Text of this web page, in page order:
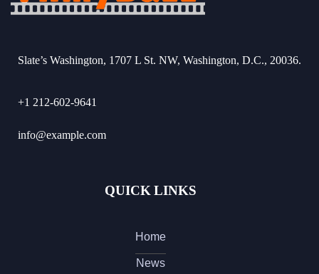
Slate’s Washington, 1707 L St. NW, Washington, D.C., 20036.
+1 212-602-9641
info@example.com
QUICK LINKS
Home
News